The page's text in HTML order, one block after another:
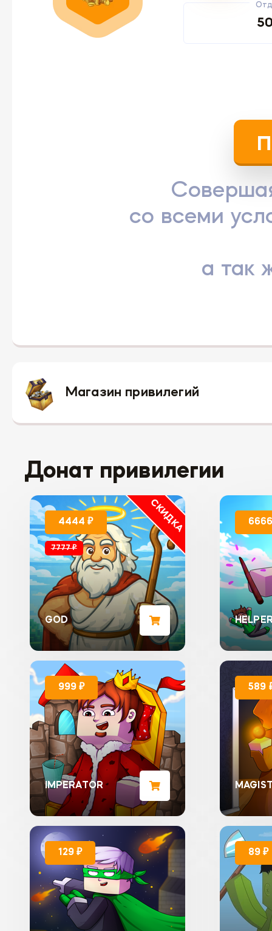
со всеми
а так
Магазин привилегий
Донат привилегии
4444 ₽
GOD
СКИДКА
7777 ₽
999 ₽
IMPERATOR
589
129 ₽ 89 ₽